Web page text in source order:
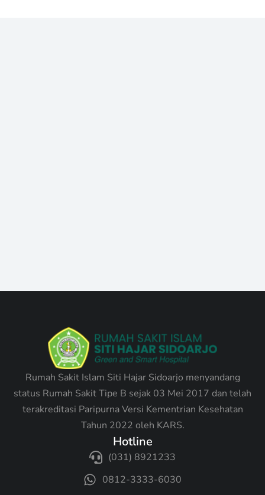
Rumah Sakit Islam Siti Hajar Sidoarjo menyandang
status Rumah Sakit Tipe B sejak 03 Mei 2017 dan telah
terakreditasi Paripurna Versi Kementrian Kesehatan
Tahun 2022 oleh KARS.
Hotline
(031) 8921233
0812-3333-6030